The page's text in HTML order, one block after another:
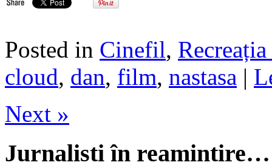
Posted in Cinefil,
cloud, dan, film, nastasa |
Next »
Jurnalisti în reamintire…